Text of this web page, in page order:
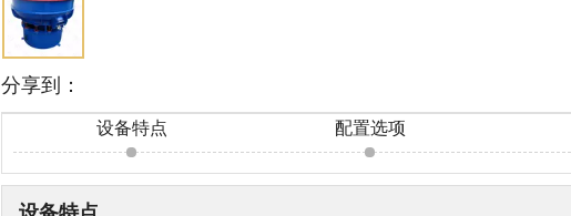
分享到：
设备特点 配置选项